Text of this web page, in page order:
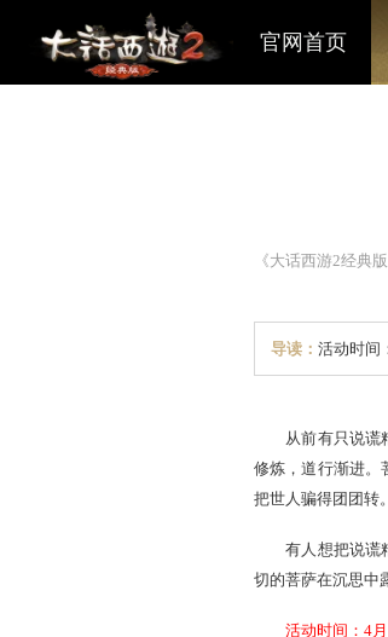
官网首页
从前有
修炼，道